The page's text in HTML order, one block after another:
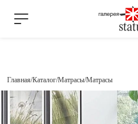
Главная Каталог Матрасы Матрасы